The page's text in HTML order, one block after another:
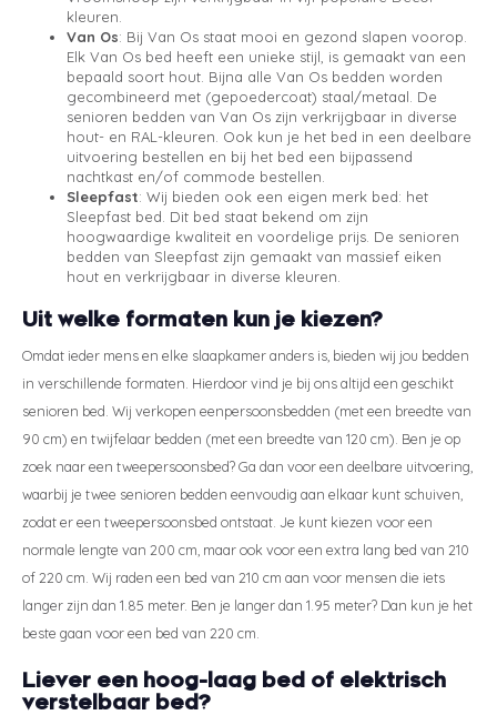
kleuren.
Van Os: Bij Van Os staat mooi en gezond slapen voorop.
Elk Van Os bed heeft een unieke stijl, is gemaakt van een
bepaald soort hout. Bijna alle Van Os bedden worden
gecombineerd met (gepoedercoat) staal/metaal. De
senioren bedden van Van Os zijn verkrijgbaar in diverse
hout- en RAL-kleuren. Ook kun je het bed in een deelbare
uitvoering bestellen en bij het bed een bijpassend
nachtkast en/of commode bestellen.
Sleepfast: Wij bieden ook een eigen merk bed: het
Sleepfast bed. Dit bed staat bekend om zijn
hoogwaardige kwaliteit en voordelige prijs. De senioren
bedden van Sleepfast zijn gemaakt van massief eiken
hout en verkrijgbaar in diverse kleuren.
Uit welke formaten kun je kiezen?
Omdat ieder mens en elke slaapkamer anders is, bieden wij jou bedden
in verschillende formaten. Hierdoor vind je bij ons altijd een geschikt
senioren bed. Wij verkopen eenpersoonsbedden (met een breedte van
90 cm) en twijfelaar bedden (met een breedte van 120 cm). Ben je op
zoek naar een tweepersoonsbed? Ga dan voor een deelbare uitvoering,
waarbij je twee senioren bedden eenvoudig aan elkaar kunt schuiven,
zodat er een tweepersoonsbed ontstaat. Je kunt kiezen voor een
normale lengte van 200 cm, maar ook voor een extra lang bed van 210
of 220 cm. Wij raden een bed van 210 cm aan voor mensen die iets
langer zijn dan 1.85 meter. Ben je langer dan 1.95 meter? Dan kun je het
beste gaan voor een bed van 220 cm.
Liever een hoog-laag bed of elektrisch
verstelbaar bed?